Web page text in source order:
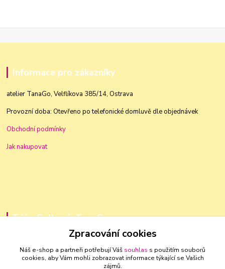
Informace pro zákazníky
atelier TanaGo, Velflíkova 385/14, Ostrava
Provozní doba: Otevřeno po telefonické domluvě dle objednávek
Obchodní podmínky
Jak nakupovat
Táňa Golková, TanaGo
+420 603 83 88 46
golkovat@seznam.cz
Zpracování cookies
Náš e-shop a partneři potřebují Váš souhlas s použitím souborů
cookies, aby Vám mohli zobrazovat informace týkající se Vašich
zájmů.